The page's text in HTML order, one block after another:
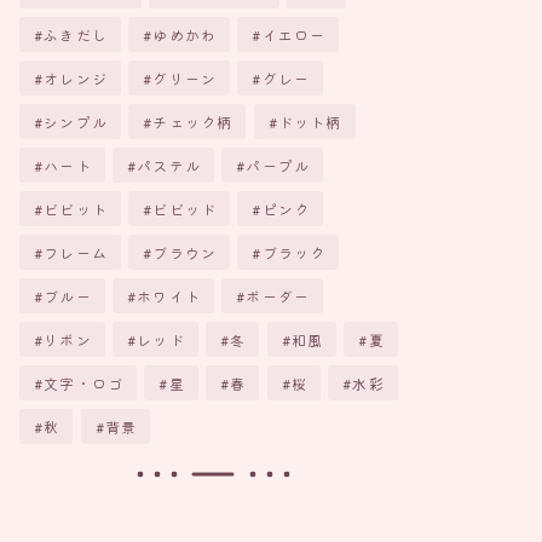
ふきだし ゆめかわ イエロー
オレンジ グリーン グレー
シンプル チェック柄 ドット柄
ハート パステル パープル
ビビット ビビッド ピンク
フレーム ブラウン ブラック
ブルー ホワイト ボーダー
リボン レッド 冬 和風 夏
文字・ロゴ 星 春 桜 水彩
秋 背景